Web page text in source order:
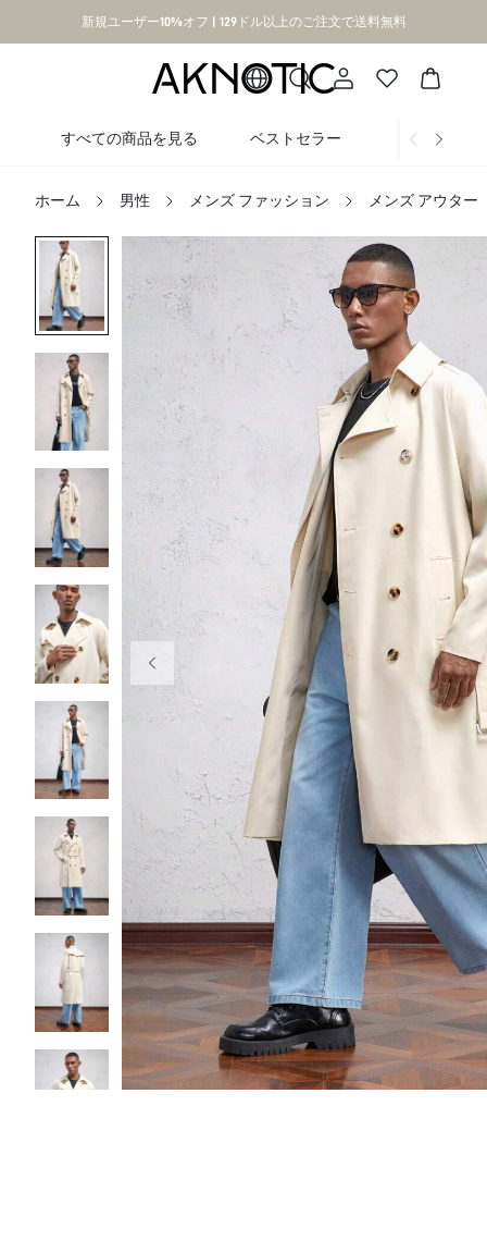
新規ユーザー10%オフ | 129ドル以上のご注文で送料無料
すべての商品を見る ベストセラー 新着
ホーム 男性 メンズ ファッション メンズ アウター